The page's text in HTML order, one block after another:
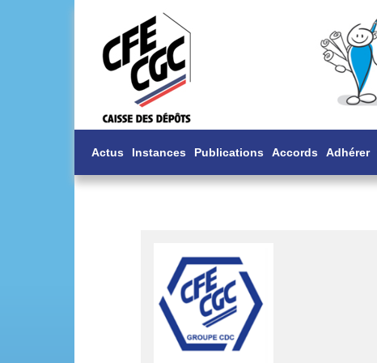
Actus Instances Publications Accords Adhérer